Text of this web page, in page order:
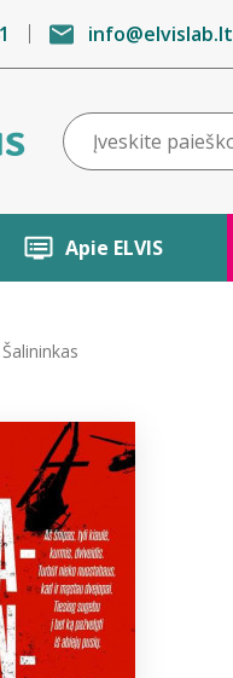
info@elvislab.lt
Apie ELVIS
Šalininkas